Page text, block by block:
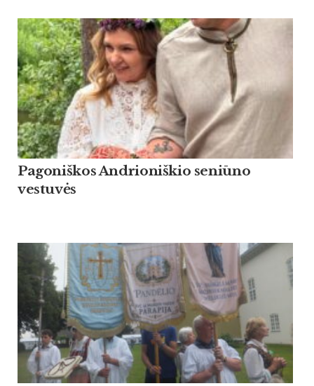
Pagoniškos Andrioniškio seniūno
vestuvės